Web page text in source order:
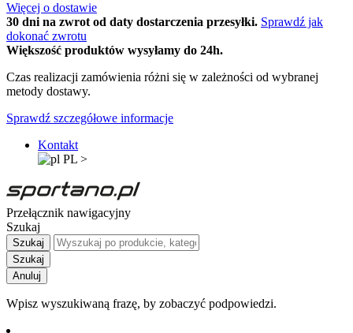
Więcej o dostawie
30 dni na zwrot od daty dostarczenia przesyłki. Sprawdź jak
dokonać zwrotu
Większość produktów wysyłamy do 24h.
Czas realizacji zamówienia różni się w zależności od wybranej
metody dostawy.
Sprawdź szczegółowe informacje
Kontakt
PL >
Przełącznik nawigacyjny
Szukaj
Szukaj
Szukaj
Anuluj
Wpisz wyszukiwaną frazę, by zobaczyć podpowiedzi.